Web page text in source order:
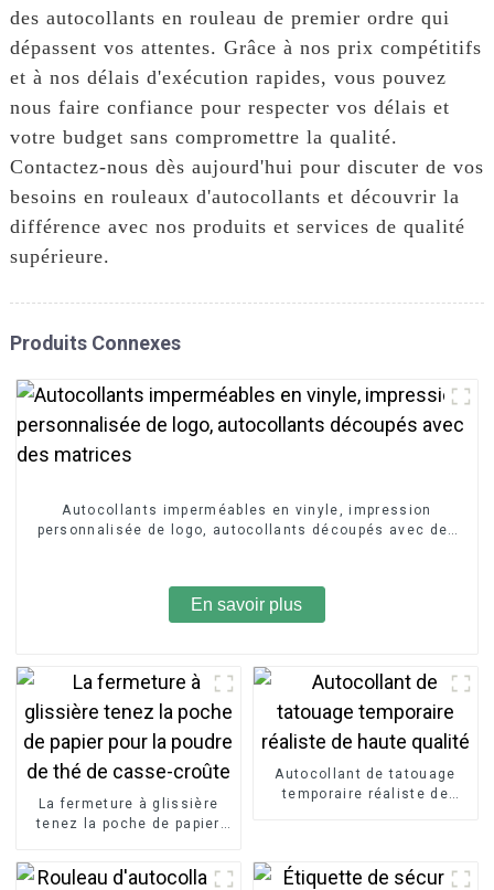
des autocollants en rouleau de premier ordre qui
dépassent vos attentes. Grâce à nos prix compétitifs
et à nos délais d'exécution rapides, vous pouvez
nous faire confiance pour respecter vos délais et
votre budget sans compromettre la qualité.
Contactez-nous dès aujourd'hui pour discuter de vos
besoins en rouleaux d'autocollants et découvrir la
différence avec nos produits et services de qualité
supérieure.
Produits Connexes
Autocollants imperméables en vinyle, impression
personnalisée de logo, autocollants découpés avec des
En savoir plus
La fermeture à glissière
tenez la poche de papier
Autocollant de tatouage
temporaire réaliste de